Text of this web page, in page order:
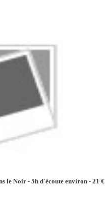
le Noir - 5h d'écoute environ - 21 €